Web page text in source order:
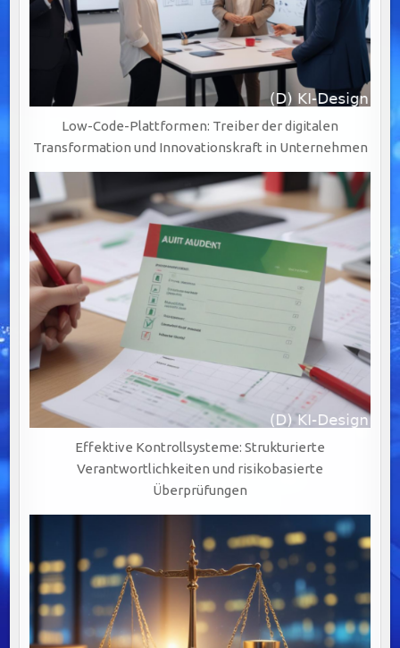
Low-Code-Plattformen: Treiber der digitalen
Transformation und Innovationskraft in Unternehmen
Effektive Kontrollsysteme: Strukturierte
Verantwortlichkeiten und risikobasierte
Überprüfungen